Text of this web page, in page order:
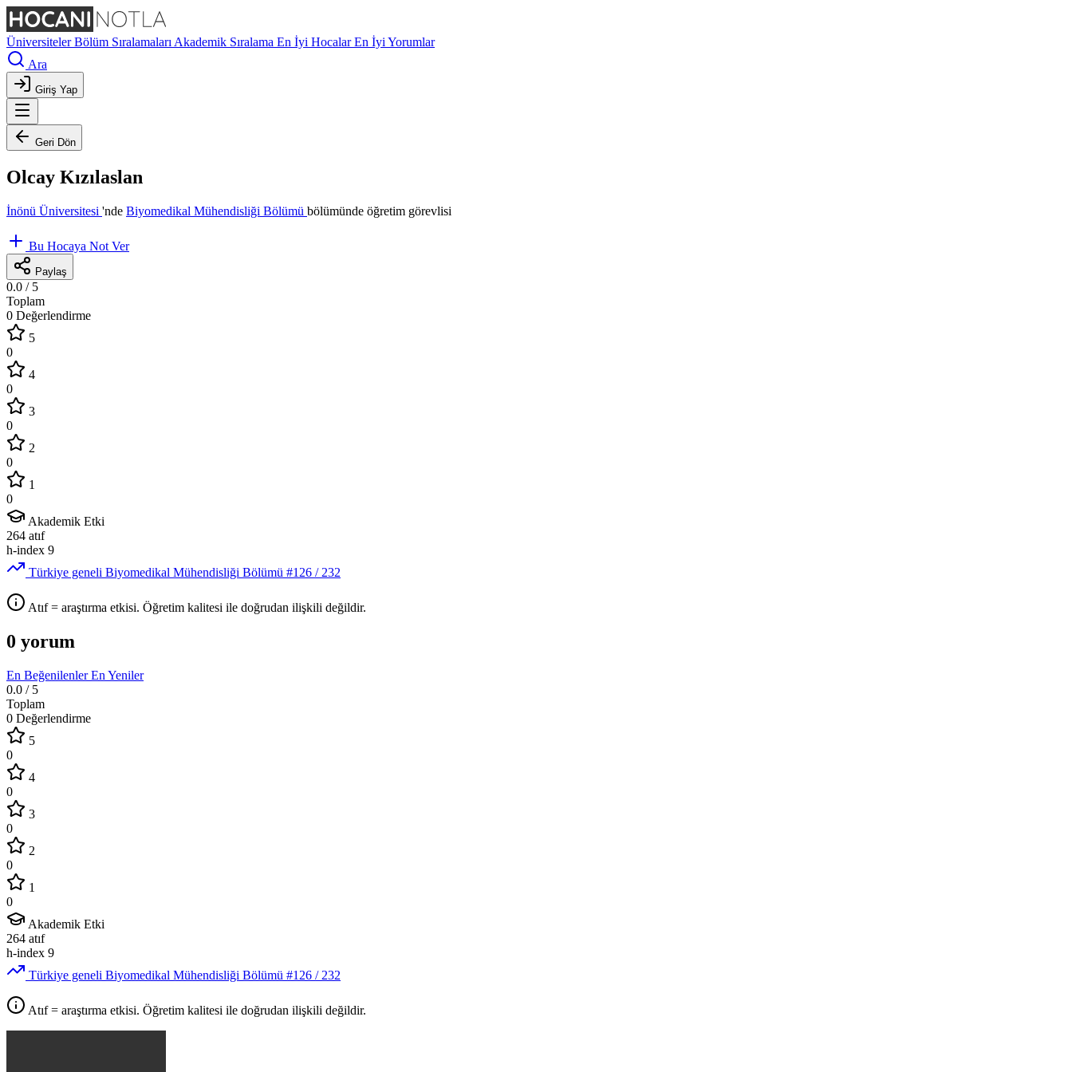
ÜniversitelerBölüm Sıralamaları Akademik Sıralama En İyi HocalarEn İyi Yorumlar
Ara
Giriş Yap
Geri Dön
Olcay Kızılaslan
İnönü Üniversitesi 'nde Biyomedikal Mühendisliği Bölümü bölümünde öğretim görevlisi
Bu Hocaya Not Ver
Paylaş
0.0 / 5
Toplam
0 Değerlendirme
5
0
4
0
3
0
2
0
1
0
Akademik Etki
264 atıf
h-index 9
Türkiye geneli Biyomedikal Mühendisliği Bölümü #126 / 232
Atıf = araştırma etkisi. Öğretim kalitesi ile doğrudan ilişkili değildir.
0 yorum
En BeğenilenlerEn Yeniler
0.0 / 5
Toplam
0 Değerlendirme
5
0
4
0
3
0
2
0
1
0
Akademik Etki
264 atıf
h-index 9
Türkiye geneli Biyomedikal Mühendisliği Bölümü #126 / 232
Atıf = araştırma etkisi. Öğretim kalitesi ile doğrudan ilişkili değildir.